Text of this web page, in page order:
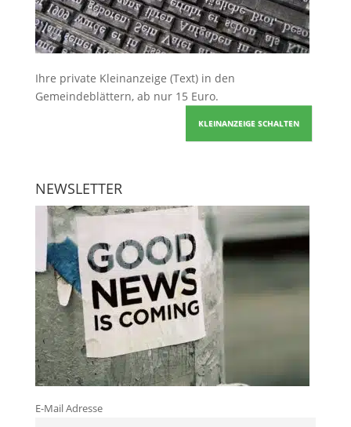
Ihre private Kleinanzeige (Text) in den
Gemeindeblättern, ab nur 15 Euro.
KLEINANZEIGE SCHALTEN
NEWSLETTER
E-Mail Adresse